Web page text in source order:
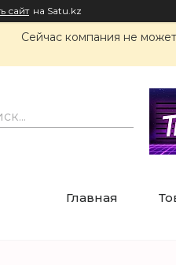
сайт на Satu.kz
Сейчас компания не
Главная